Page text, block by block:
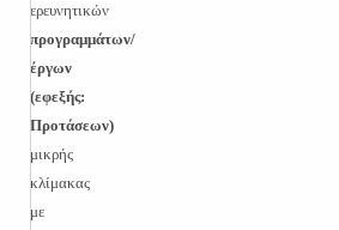
ερευνητικών
προγραμμάτων/
έργων
(εφεξής:
Προτάσεων)
μικρής
κλίμακας
με